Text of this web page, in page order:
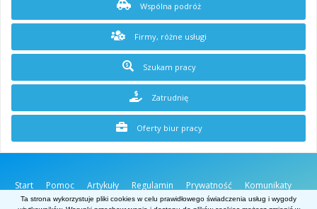
Wspólna podróż
Firmy, różne usługi
Szukam pracy
Zatrudnię
Oferty biur pracy
Start Pomoc Artykuły Regulamin Prywatność
Komunikaty
O stronie
Kontakt
Ta strona wykorzystuje pliki cookies w celu prawidłowego świadczenia usług i wygody